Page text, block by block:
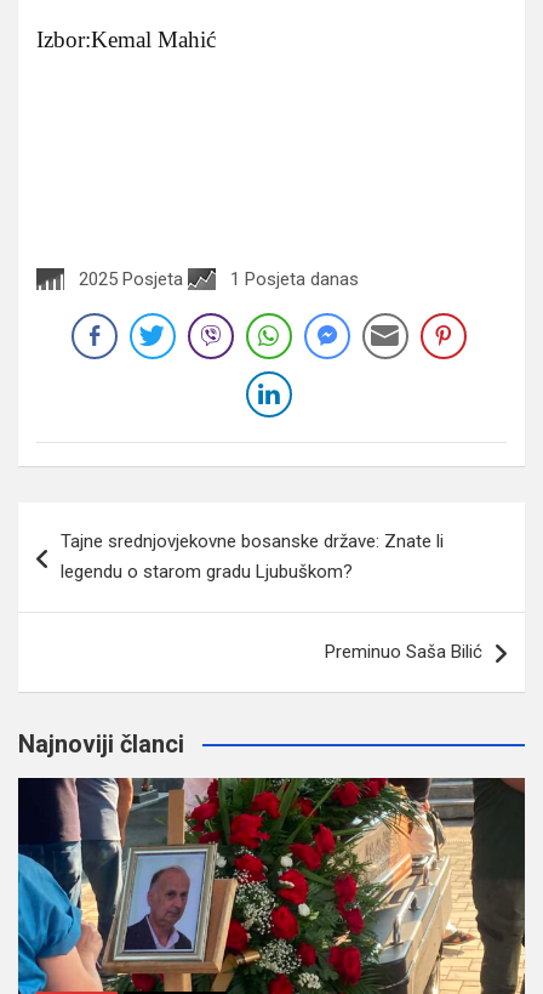
Izbor:Kemal Mahić
2025 Posjeta 1 Posjeta danas
članaka
Tajne srednjovjekovne bosanske države: Znate li
legendu o starom gradu Ljubuškom?
Preminuo Saša Bilić
Najnoviji članci